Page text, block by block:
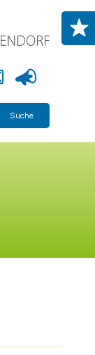
Presse
Suche